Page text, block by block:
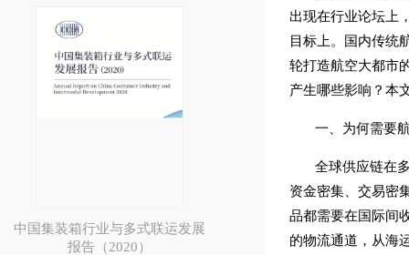
中国集装箱行业与多式联运发展
报告（2020）
出现在行业论坛上
目标上。国内传统
轮打造航空大都市
产生哪些影响？本
一、为何需要
全球供应链在
资金密集、交易密
品都需要在国际间
的物流通道，从海